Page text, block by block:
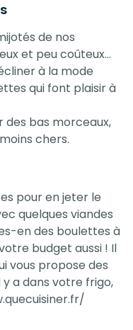
de nos
et peu coûteux…
à la mode
qui font plaisir à
des bas morceaux,
chers.
pour en jeter le
quelques viandes
en des boulettes à
budget aussi ! Il
vous propose des
a dans votre frigo,